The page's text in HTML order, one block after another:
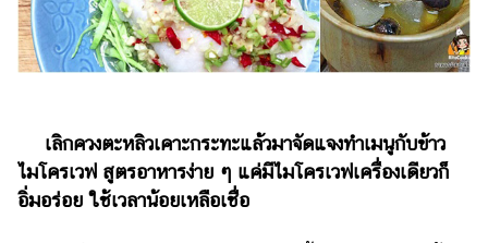
ท่อง
เที่ยว
สูตร
ช้อป
ปิ้ง
เลิกควงตะหลิวเคาะกระทะแล้วมาจัดแจงทำเมนูกับข้าว
ไมโครเวฟ สูตรอาหารง่าย ๆ แค่มีไมโครเวฟเครื่องเดียวก็
อิ่มอร่อย ใช้เวลาน้อยเหลือเชื่อ